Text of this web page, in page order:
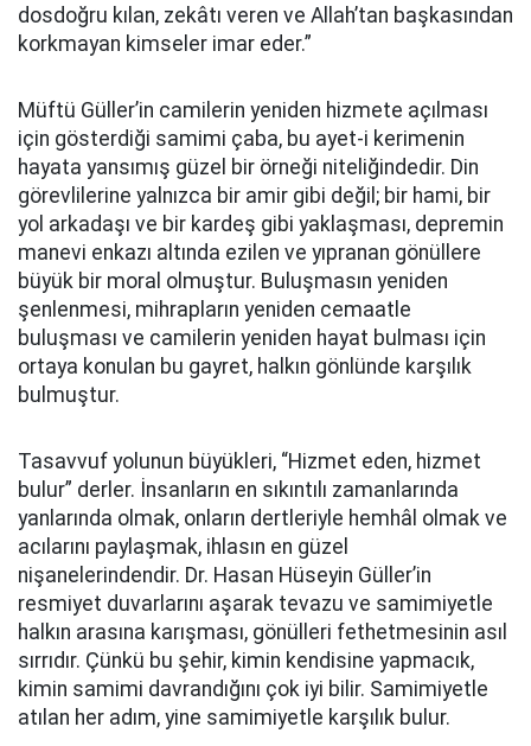
dosdoğru kılan, zekâtı veren ve Allah’tan başkasından
korkmayan kimseler imar eder.”
Müftü Güller’in camilerin yeniden hizmete açılması
için gösterdiği samimi çaba, bu ayet-i kerimenin
hayata yansımış güzel bir örneği niteliğindedir. Din
görevlilerine yalnızca bir amir gibi değil; bir hami, bir
yol arkadaşı ve bir kardeş gibi yaklaşması, depremin
manevi enkazı altında ezilen ve yıpranan gönüllere
büyük bir moral olmuştur. Buluşmasın yeniden
şenlenmesi, mihrapların yeniden cemaatle
buluşması ve camilerin yeniden hayat bulması için
ortaya konulan bu gayret, halkın gönlünde karşılık
bulmuştur.
Tasavvuf yolunun büyükleri, “Hizmet eden, hizmet
bulur” derler. İnsanların en sıkıntılı zamanlarında
yanlarında olmak, onların dertleriyle hemhâl olmak ve
acılarını paylaşmak, ihlasın en güzel
nişanelerindendir. Dr. Hasan Hüseyin Güller’in
resmiyet duvarlarını aşarak tevazu ve samimiyetle
halkın arasına karışması, gönülleri fethetmesinin asıl
sırrıdır. Çünkü bu şehir, kimin kendisine yapmacık,
kimin samimi davrandığını çok iyi bilir. Samimiyetle
atılan her adım, yine samimiyetle karşılık bulur.